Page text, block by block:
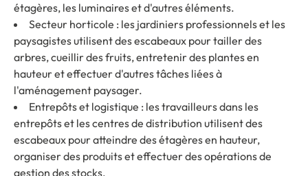
étagères, les luminaires et d'autres éléments.
Secteur horticole : les jardiniers professionnels et les
paysagistes utilisent des escabeaux pour tailler des
arbres, cueillir des fruits, entretenir des plantes en
hauteur et effectuer d'autres tâches liées à
l'aménagement paysager.
Entrepôts et logistique : les travailleurs dans les
entrepôts et les centres de distribution utilisent des
escabeaux pour atteindre des étagères en hauteur,
organiser des produits et effectuer des opérations de
gestion des stocks.